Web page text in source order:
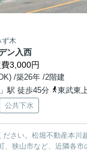
木
ン入西
3,000円
/築26年 /2階建
駅 徒歩45分
東武東上線「北
公共下水
ださい。松堀不動産本川
、狭山市など、近隣各市